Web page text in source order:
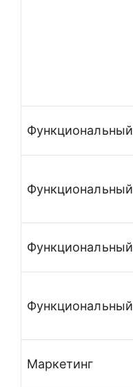
Функциональный
Функциональный
Функциональный
Функциональный
Маркетинг